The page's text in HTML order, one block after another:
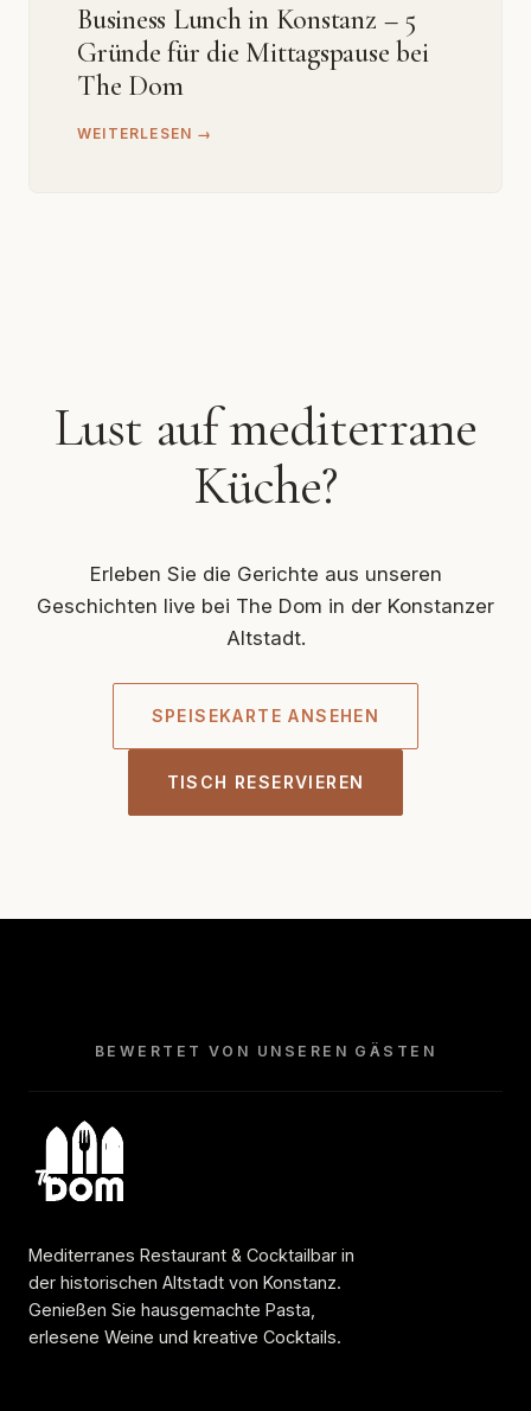
Business Lunch in Konstanz – 5
Gründe für die Mittagspause bei
The Dom
WEITERLESEN →
Lust auf mediterrane
Küche?
Erleben Sie die Gerichte aus unseren
Geschichten live bei The Dom in der Konstanzer
Altstadt.
SPEISEKARTE ANSEHEN
TISCH RESERVIEREN
BEWERTET VON UNSEREN GÄSTEN
Mediterranes Restaurant & Cocktailbar in
der historischen Altstadt von Konstanz.
Genießen Sie hausgemachte Pasta,
erlesene Weine und kreative Cocktails.